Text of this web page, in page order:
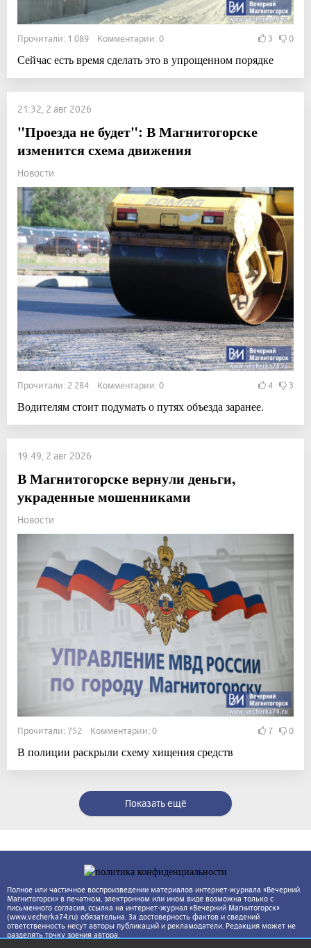
Прочитали: 1 089 Комментарии: 0 3 0
Сейчас есть время сделать это в упрощенном порядке
21:32, 2 авг 2026
"Проезда не будет": В Магнитогорске
изменится схема движения
Новости
Прочитали: 2 284 Комментарии: 0 4 3
Водителям стоит подумать о путях объезда заранее.
19:49, 2 авг 2026
В Магнитогорске вернули деньги,
украденные мошенниками
Новости
Прочитали: 752 Комментарии: 0 7 0
В полиции раскрыли схему хищения средств
Показать ещё
Полное или частичное воспроизведении материалов интернет-журнала «Вечерний
Магнитогорск» в печатном, электронном или ином виде возможна только с
письменного согласия, ссылка на интернет-журнал «Вечерний Магнитогорск»
(www.vecherka74.ru) обязательна. За достоверность фактов и сведений
ответственность несут авторы публикаций и рекламодатели. Редакция может не
разделять точку зрения автора.